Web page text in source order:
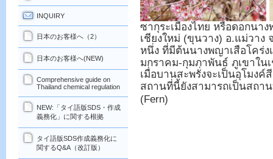
ซากุระเมืองไทย หรือดอกนา
เชียงใหม่ (ขุนวาง) อ.แม่วาง
หนึ่ง ที่มีต้นนางพญาเสือโคร่
มกราคม-กุมภาพันธ์ ภูเขาใน
เมื่อบานสะพรั่งจะเป็นอุโมงค์
สถานที่นี้ยังสามารถเป็นสถา
(Fern)
INQUIRY
日本のお客様へ（2）
日本のお客様へ(NEW)
Comprehensive guide on
Thailand chemical regulation
NEW:「タイ語版SDS・作成
義務化」に関する根拠
タイ語版SDS作成義務化に
関するQ&A（改訂版）